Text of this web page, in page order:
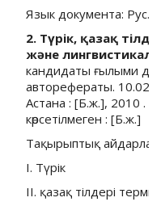
Язык документа: Рус.
2. Түрік, қазақ
және
кандидаты ғылыми
авторефераты.
Астана : [Б.ж.], 2010 . -
көрсетілмеген : [Б.ж.]
Тақырыптық айдарлар
I. Түрік
II. қазақ тілдері